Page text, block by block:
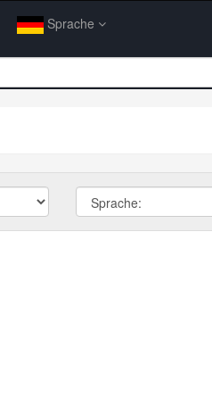
Sprache